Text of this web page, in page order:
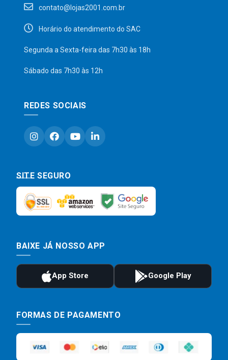
contato@lojas2001.com.br
Horário do atendimento do SAC
Segunda a Sexta-feira das 7h30 às 18h
Sábado das 7h30 às 12h
REDES SOCIAIS
SITE SEGURO
BAIXE JÁ NOSSO APP
FORMAS DE PAGAMENTO